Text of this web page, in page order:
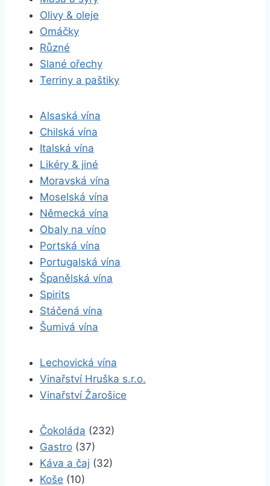
Olivy & oleje
Omáčky
Různé
Slané ořechy
Terriny a paštiky
Alsaská vína
Chilská vína
Italská vína
Likéry & jiné
Moravská vína
Moselská vína
Německá vína
Obaly na víno
Portská vína
Portugalská vína
Španělská vína
Spirits
Stáčená vína
Šumivá vína
Lechovická vína
Vinařství Hruška s.r.o.
Vinařství Žarošice
Čokoláda (232)
Gastro (37)
Káva a čaj (32)
Koše (10)